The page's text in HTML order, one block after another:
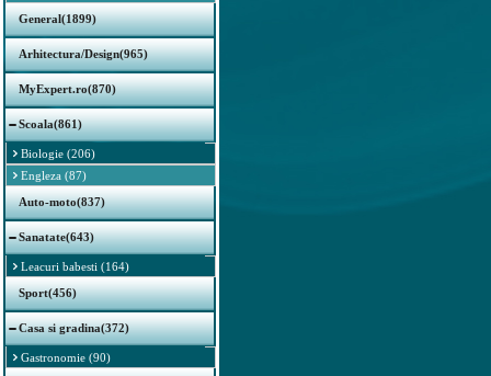
General(1899)
Arhitectura/Design(965)
MyExpert.ro(870)
Scoala(861)
Biologie (206)
Engleza (87)
Auto-moto(837)
Sanatate(643)
Leacuri babesti (164)
Sport(456)
Casa si gradina(372)
Gastronomie (90)